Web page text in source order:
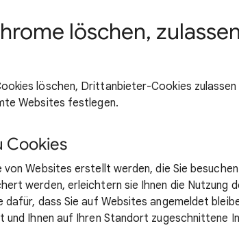
löschen,
löschen, Drittanbieter-Cookies
Websites festlegen.
Cookies
von Websites erstellt werden, die Sie
werden, erleichtern sie Ihnen die Nutzung
dafür, dass Sie auf Websites angemeldet
und Ihnen auf Ihren Standort zugeschnittene